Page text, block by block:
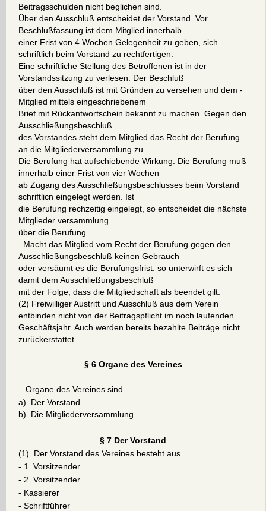
Beitragsschulden nicht beglichen sind.
Über den Ausschluß entscheidet der Vorstand. Vor
Beschlußfassung ist dem Mitglied innerhalb
einer Frist von 4 Wochen Gelegenheit zu geben, sich
schriftlich beim Vorstand zu rechtfertigen.
Eine schriftliche Stellung des Betroffenen ist in der
Vorstandssitzung zu verlesen. Der Beschluß
über den Ausschluß ist mit Gründen zu versehen und dem -
Mitglied mittels eingeschriebenem
Brief mit Rückantwortschein bekannt zu machen. Gegen den
Ausschließungsbeschluß
des Vorstandes steht dem Mitglied das Recht der Berufung
an die Mitgliederversammlung zu.
Die Berufung hat aufschiebende Wirkung. Die Berufung muß
innerhalb einer Frist von vier Wochen
ab Zugang des Ausschließungsbeschlusses beim Vorstand
schriftlicn eingelegt werden. Ist
die Berufung rechzeitig eingelegt, so entscheidet die nächste
Mitglieder versammlung
über die Berufung
. Macht das Mitglied vom Recht der Berufung gegen den
Ausschließungsbeschluß keinen Gebrauch
oder versäumt es die Berufungsfrist. so unterwirft es sich
damit dem Ausschließungsbeschluß
mit der Folge, dass die Mitgliedschaft als beendet gilt.
(2) Freiwilliger Austritt und Ausschluß aus dem Verein
entbinden nicht von der Beitragspflicht im noch laufenden
Geschäftsjahr. Auch werden bereits bezahlte Beiträge nicht
zurückerstattet
§ 6 Organe des Vereines
Organe des Vereines sind
a) Der Vorstand
b) Die Mitgliederversammlung
§ 7 Der Vorstand
(1) Der Vorstand des Vereines besteht aus
- 1. Vorsitzender
- 2. Vorsitzender
- Kassierer
- Schriftführer